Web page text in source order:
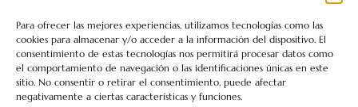
Para ofrecer las mejores experiencias, utilizamos tecnologías como las
cookies para almacenar y/o acceder a la información del dispositivo. El
consentimiento de estas tecnologías nos permitirá procesar datos como
el comportamiento de navegación o las identificaciones únicas en este
sitio. No consentir o retirar el consentimiento, puede afectar
negativamente a ciertas características y funciones.
LIBRERÍA UNIVERSITARIA LEÓN 1980 SLL ha sido beneficiaria
de Fondos Europeos, cuyo objetivo es la mejora de la
competitividad de las PYMES, y gracias al cual ha puesto en